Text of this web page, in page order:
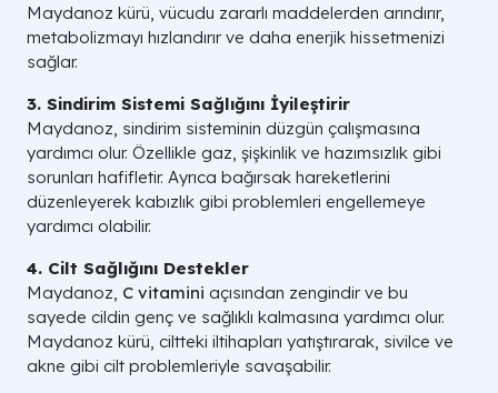
Maydanoz kürü, vücudu zararlı maddelerden arındırır,
metabolizmayı hızlandırır ve daha enerjik hissetmenizi
sağlar.
3. Sindirim Sistemi Sağlığını İyileştirir
Maydanoz, sindirim sisteminin düzgün çalışmasına
yardımcı olur. Özellikle gaz, şişkinlik ve hazımsızlık gibi
sorunları hafifletir. Ayrıca bağırsak hareketlerini
düzenleyerek kabızlık gibi problemleri engellemeye
yardımcı olabilir.
4. Cilt Sağlığını Destekler
Maydanoz, C vitamini açısından zengindir ve bu
sayede cildin genç ve sağlıklı kalmasına yardımcı olur.
Maydanoz kürü, ciltteki iltihapları yatıştırarak, sivilce ve
akne gibi cilt problemleriyle savaşabilir.